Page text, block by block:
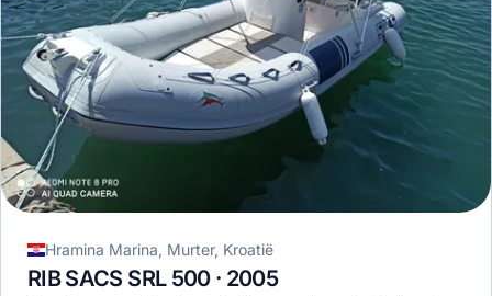
Hramina Marina, Murter, Kroatië
RIB SACS SRL 500 · 2005